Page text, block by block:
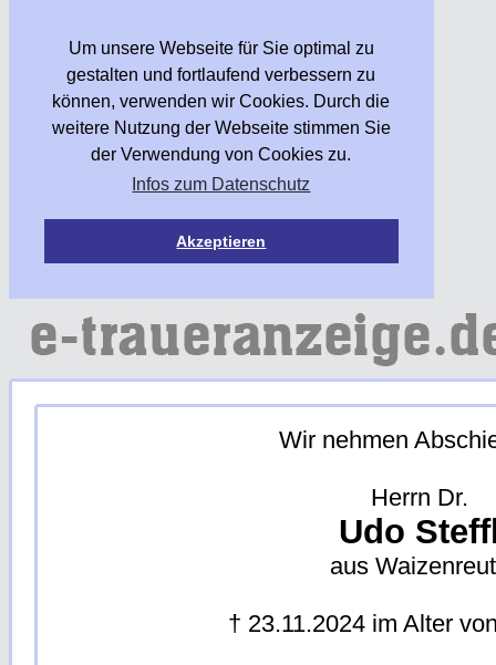
Um unsere Webseite für Sie optimal zu
gestalten und fortlaufend verbessern zu
können, verwenden wir Cookies. Durch die
weitere Nutzung der Webseite stimmen Sie
der Verwendung von Cookies zu.
Infos zum Datenschutz
Akzeptieren
Wir nehmen
Herrn Dr.
Udo
aus
† 23.11.2024 im Alter